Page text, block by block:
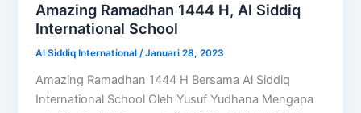
Amazing Ramadhan 1444 H, Al Siddiq
International School
Al Siddiq International/Januari 28, 2023
Amazing Ramadhan 1444 H Bersama Al Siddiq
International School Oleh Yusuf Yudhana Mengapa